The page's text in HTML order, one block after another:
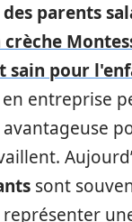
parents
crèche
sain pour
en entreprise
sont